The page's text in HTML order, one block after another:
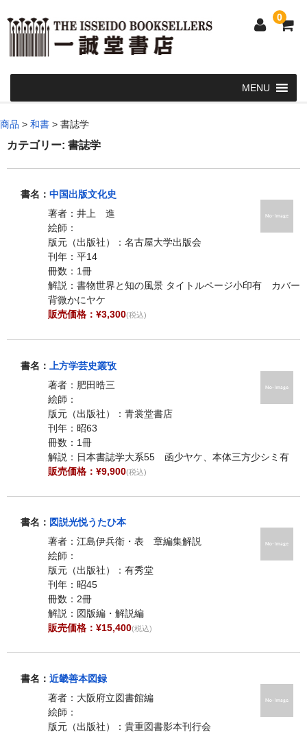
0
和 書
洋 書
和本・浮世絵・古地図
カート
発送・支払い方法
お問い合せ
商品 > 和書 > 書誌学
カテゴリー: 書誌学
書名： 中国出版文化史
著者：井上 進
絵師：
版元（出版社）：名古屋大学出版会
刊年：平14
冊数：1冊
解説：書物世界と知の風景 タイトルページ小印有 カバー
背微かにヤケ
販売価格：¥3,300(税込)
書名：
上方学芸史叢攷
著者：肥田晧三
絵師：
版元（出版社）：青裳堂書店
刊年：昭63
冊数：1冊
解説：日本書誌学大系55 函少ヤケ、本体三方少シミ有
販売価格：¥9,900(税込)
書名： 図説光悦うたひ本
著者：江島伊兵衛・表 章編集解説
絵師：
版元（出版社）：有秀堂
刊年：昭45
冊数：2冊
解説：図版編・解説編
販売価格：¥15,400(税込)
書名： 近畿善本図録
著者：大阪府立図書館編
絵師：
版元（出版社）：貴重図書影本刊行会